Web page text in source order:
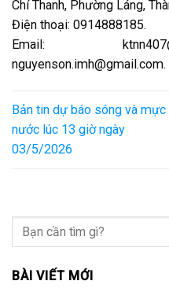
Chí Thanh, Phường Láng,
Điện thoại: 0914888185.
Email:
nguyenson.imh@gmail.com.
Bản tin dự báo sóng và mực
nước lúc 13 giờ ngày
03/5/2026
BÀI VIẾT MỚI